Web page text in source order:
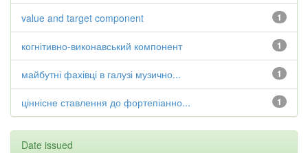
1
value and target component
1
когнітивно-виконавський компонент
1
майбутні фахівці в галузі музично...
1
ціннісне ставлення до фортепіанно...
Date issued